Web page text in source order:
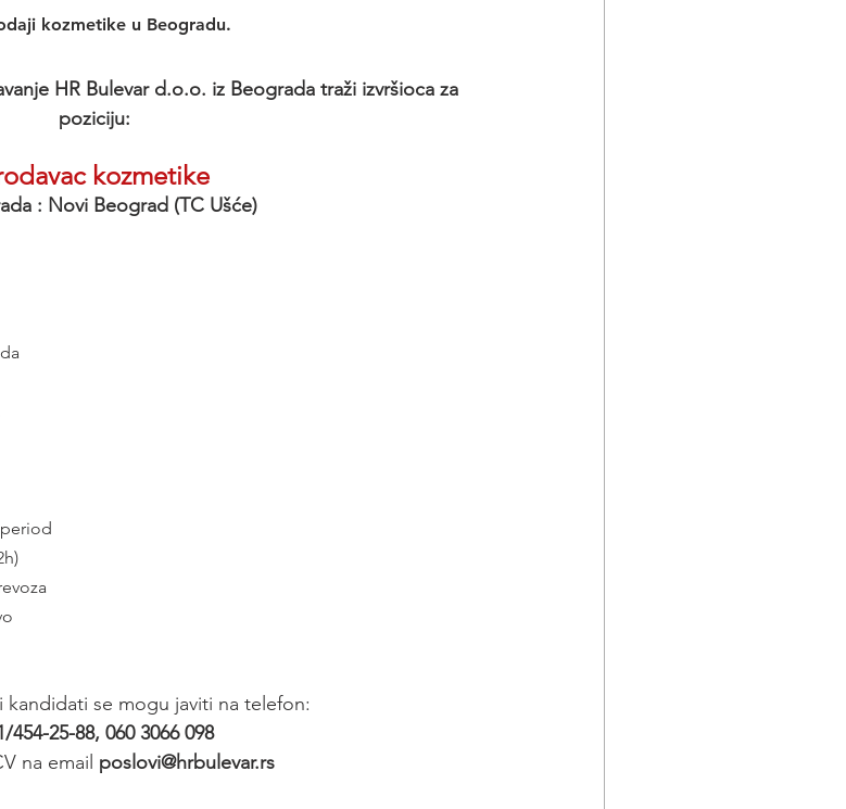
kozmetike u Beogradu.
HR Bulevar d.o.o. iz Beograda traži izvršioca za
poziciju:
kozmetike
: Novi Beograd (TC Ušće)
kandidati se mogu javiti na telefon:
454-25-88, 060 3066 098
na email poslovi@hrbulevar.rs